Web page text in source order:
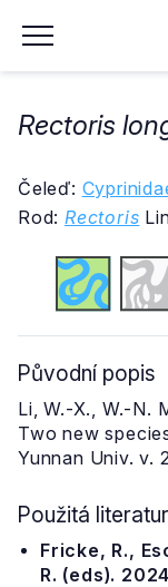
Rectoris
Čeleď:
Rod: Rectoris
Původní popis
Li, W.-X., W.-N.
Two new
Yunnan Univ. v.
Použitá
Fricke, R.,
R. (eds).